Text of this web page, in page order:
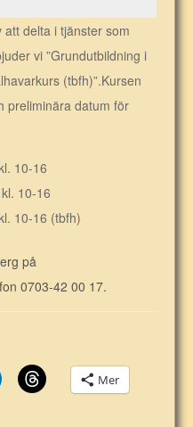
delta i tjänster som
vi ”Grundutbildning i
(tbfh)”.Kursen
preliminära datum för
10-16
10-16
10-16 (tbfh)
på
0703-42 00 17.
Mer